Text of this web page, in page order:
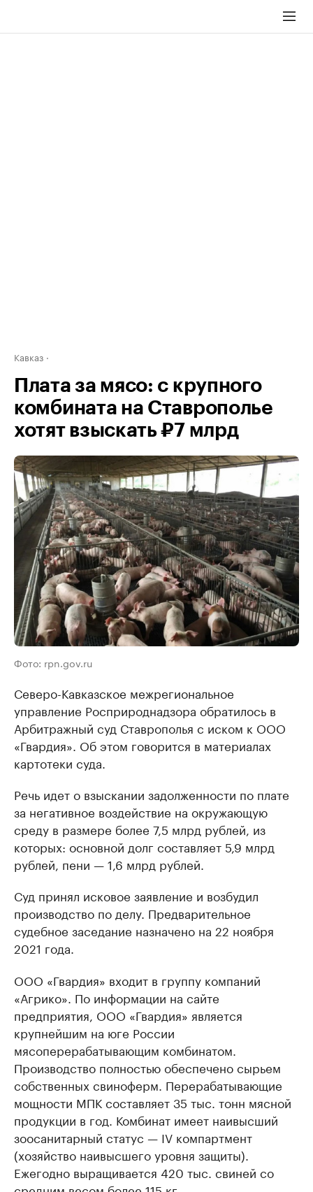
Кавказ
Плата за мясо: с крупного
комбината на Ставрополье
хотят взыскать ₽7 млрд
Фото: rpn.gov.ru
Северо-Кавказское межрегиональное
управление Росприроднадзора обратилось в
Арбитражный суд Ставрополья с иском к ООО
«Гвардия». Об этом говорится в материалах
картотеки суда.
Речь идет о взыскании задолженности по плате
за негативное воздействие на окружающую
среду в размере более 7,5 млрд рублей, из
которых: основной долг составляет 5,9 млрд
рублей, пени — 1,6 млрд рублей.
Суд принял исковое заявление и возбудил
производство по делу. Предварительное
судебное заседание назначено на 22 ноября
2021 года.
ООО «Гвардия» входит в группу компаний
«Агрико». По информации на сайте
предприятия, ООО «Гвардия» является
крупнейшим на юге России
мясоперерабатывающим комбинатом.
Производство полностью обеспечено сырьем
собственных свиноферм. Перерабатывающие
мощности МПК составляет 35 тыс. тонн мясной
продукции в год. Комбинат имеет наивысший
зоосанитарный статус — IV компартмент
(хозяйство наивысшего уровня защиты).
Ежегодно выращивается 420 тыс. свиней со